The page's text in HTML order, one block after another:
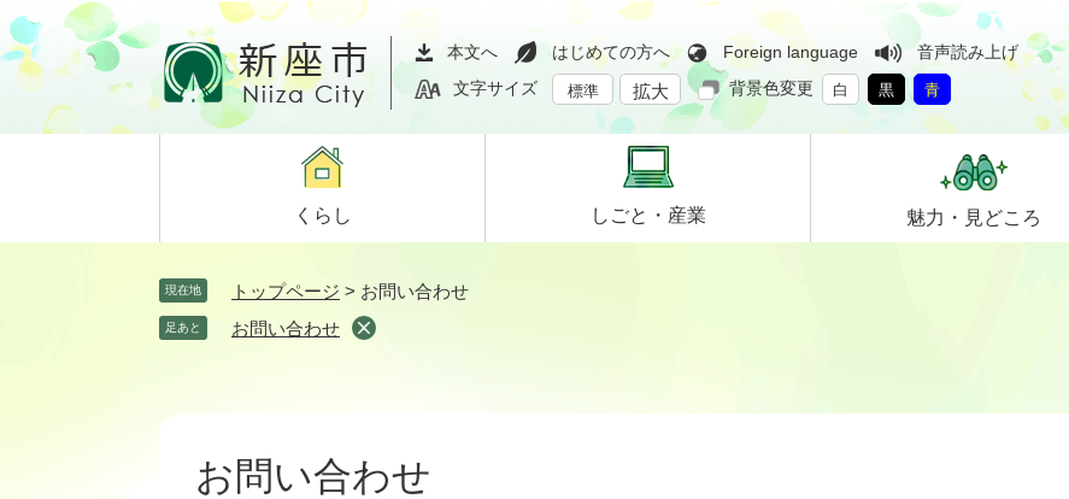
ペ
ー
ジ
メ
ニ
ュ
て
本文へ はじめての方へ Foreign language
音声読み上げ
文字サイズ
標準 拡大 背景色変更 白 黒 青
くらし しごと・ 産業 魅力・ 見どころ
現在地 トップページ > お問い合わせ
足あと お問い合わせ
お問い合わせ